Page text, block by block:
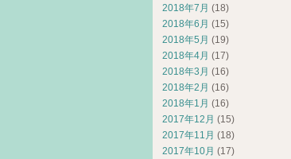
2018年7月 (18)
2018年6月 (15)
2018年5月 (19)
2018年4月 (17)
2018年3月 (16)
2018年2月 (16)
2018年1月 (16)
2017年12月 (15)
2017年11月 (18)
2017年10月 (17)